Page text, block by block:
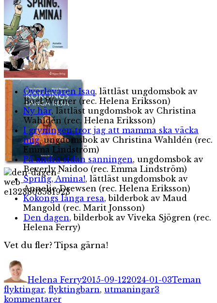
Överlevaren Isaq, lättläst ungdomsbok av
Boel Werner (rec. Helena Eriksson)
Ny här, lättläst ungdomsbok av Christina
Wahldén (rec. Helena Eriksson)
I gryningen tror jag att mamma ska väcka
mig, ungdomsbok av Christina Wahldén (rec.
Emma Lindström)
På andra sidan sanningen, ungdomsbok av
Beverly Naidoo (rec. Emma Lindström)
Spring, Amina!, lättläst ungdomsbok av
Annelie Drewsen (rec. Helena Eriksson)
Kokongs långa resa, bilderbok av Maud
Mangold (rec. Marit Jonsson)
Den dagen, bilderbok av Viveka Sjögren (rec.
Helena Ferry)
Vet du fler? Tipsa gärna!
Helena Ferry2015-09-122024-01-03Teman
flyktingar, flyktingbarn, utmaningar3
kommentarertill